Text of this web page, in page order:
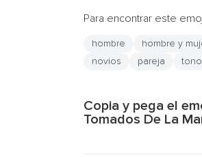
Para encontrar este
hombre hombre y
novios
pareja
Copia y pega el
Tomados De La